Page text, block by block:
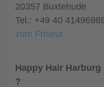
20357 Buxtehude
Tel.: +49 40
zum Friseur
Happy Hair
?